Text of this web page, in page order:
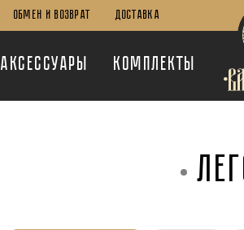
Обмен И Возврат Доставка
Аксессуары Комплекты